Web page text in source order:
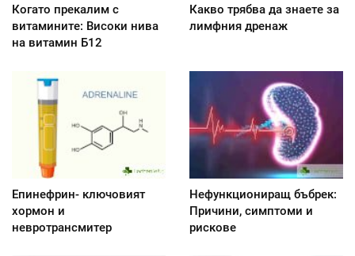
Когато прекалим с
витамините: Високи нива
на витамин Б12
Какво трябва да знаете за
лимфния дренаж
Епинефрин- ключовият
хормон и
невротрансмитер
Нефункциониращ бъбрек:
Причини, симптоми и
рискове